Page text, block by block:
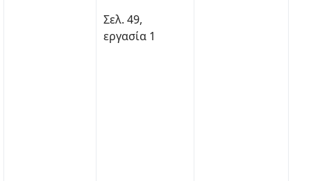
Σελ. 49,
εργασία 1